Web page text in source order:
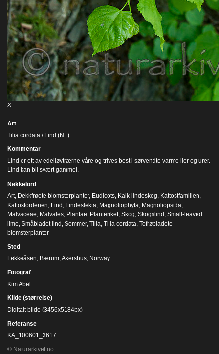
X
Art
Tilia cordata / Lind (NT)
Kommentar
Lind er ett av edelløvtrærne våre og trives best i sørvendte varme lier og urer.
Lind kan bli svært gammel.
Nøkkelord
Art Dekkfrøete blomsterplanter, Eudicots Kalk-lindeskog Kattostfamilien
Kattostordenen Lind Lindeslekta Magnoliophyta Magnoliopsida
Malvaceae Malvales Plantae Planteriket Skog Skogslind Small-leaved
lime Småbladet lind Sommer, Tilia Tilia cordata Tofrøbladete
blomsterplanter
Sted
Løkkeåsen, Bærum, Akershus, Norway
Fotograf
Kim Abel
Kilde (størrelse)
Digitalt bilde (3456x5184px)
Referanse
KA_100601_3617
© Naturarkivet.no